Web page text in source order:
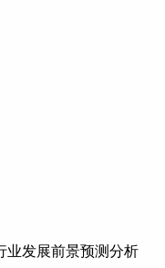
业发展前景预测分析